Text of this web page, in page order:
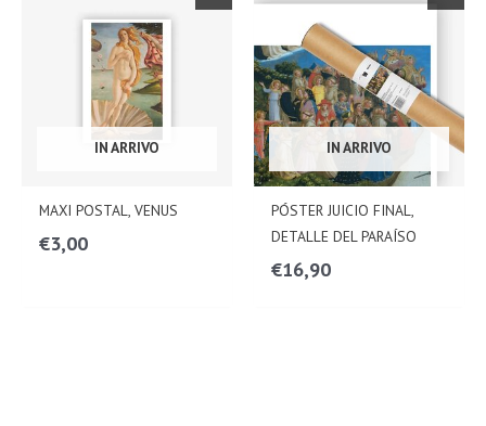
IN ARRIVO
MAXI POSTAL, VENUS
€3,00
IN ARRIVO
PÓSTER JUICIO FINAL,
DETALLE DEL PARAÍSO
€16,90